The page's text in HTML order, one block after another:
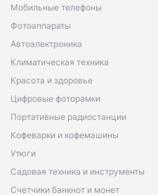
Мобильные телефоны
Фотоаппараты
Автоэлектроника
Климатическая техника
Красота и здоровье
Цифровые фоторамки
Портативные радиостанции
Кофеварки и кофемашины
Утюги
Садовая техника и инструменты
Счетчики банкнот и монет